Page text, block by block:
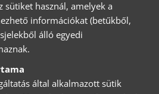
sütiket használ, amelyek a
információkat (betűkből,
álló egyedi
által alkalmazott sütik